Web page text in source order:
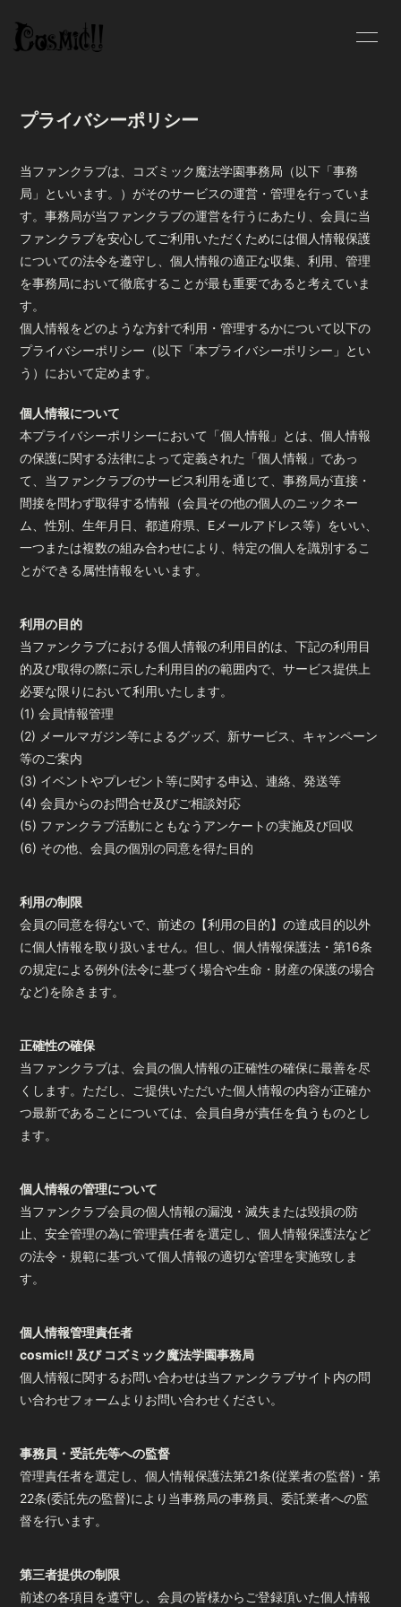
N
ログイン
プライバシーポリシー
当ファンクラブは、コズミック魔法学園事務局（以下「事務
局」といいます。）がそのサービスの運営・管理を行っていま
す。事務局が当ファンクラブの運営を行うにあたり、会員に当
ファンクラブを安心してご利用いただくためには個人情報保護
についての法令を遵守し、個人情報の適正な収集、利用、管理
を事務局において徹底することが最も重要であると考えていま
す。
個人情報をどのような方針で利用・管理するかについて以下の
プライバシーポリシー（以下「本プライバシーポリシー」とい
う）において定めます。
個人情報について
本プライバシーポリシーにおいて「個人情報」とは、個人情報
の保護に関する法律によって定義された「個人情報」であっ
て、当ファンクラブのサービス利用を通じて、事務局が直接・
間接を問わず取得する情報（会員その他の個人のニックネー
ム、性別、生年月日、都道府県、Eメールアドレス等）をいい、
一つまたは複数の組み合わせにより、特定の個人を識別するこ
とができる属性情報をいいます。
利用の目的
当ファンクラブにおける個人情報の利用目的は、下記の利用目
的及び取得の際に示した利用目的の範囲内で、サービス提供上
必要な限りにおいて利用いたします。
(1) 会員情報管理
(2) メールマガジン等によるグッズ、新サービス、キャンペーン
等のご案内
(3) イベントやプレゼント等に関する申込、連絡、発送等
(4) 会員からのお問合せ及びご相談対応
(5) ファンクラブ活動にともなうアンケートの実施及び回収
(6) その他、会員の個別の同意を得た目的
利用の制限
会員の同意を得ないで、前述の【利用の目的】の達成目的以外
に個人情報を取り扱いません。但し、個人情報保護法・第16条
の規定による例外(法令に基づく場合や生命・財産の保護の場合
など)を除きます。
正確性の確保
当ファンクラブは、会員の個人情報の正確性の確保に最善を尽
くします。ただし、ご提供いただいた個人情報の内容が正確か
つ最新であることについては、会員自身が責任を負うものとし
ます。
個人情報の管理について
当ファンクラブ会員の個人情報の漏洩・滅失または毀損の防
止、安全管理の為に管理責任者を選定し、個人情報保護法など
の法令・規範に基づいて個人情報の適切な管理を実施致しま
す。
個人情報管理責任者
cosmic!! 及び コズミック魔法学園事務局
個人情報に関するお問い合わせは当ファンクラブサイト内の問
い合わせフォームよりお問い合わせください。
事務員・受託先等への監督
管理責任者を選定し、個人情報保護法第21条(従業者の監督)・第
22条(委託先の監督)により当事務局の事務員、委託業者への監
督を行います。
第三者提供の制限
前述の各項目を遵守し、会員の皆様からご登録頂いた個人情報